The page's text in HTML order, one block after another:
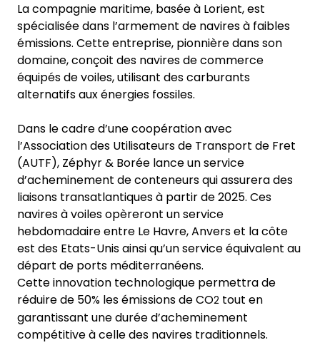
La compagnie maritime, basée à Lorient, est
spécialisée dans l’armement de navires à faibles
émissions. Cette entreprise, pionnière dans son
domaine, conçoit des navires de commerce
équipés de voiles, utilisant des carburants
alternatifs aux énergies fossiles.
Dans le cadre d’une coopération avec
l’Association des Utilisateurs de Transport de Fret
(AUTF), Zéphyr & Borée lance un service
d’acheminement de conteneurs qui assurera des
liaisons transatlantiques à partir de 2025. Ces
navires à voiles opèreront un service
hebdomadaire entre Le Havre, Anvers et la côte
est des Etats-Unis ainsi qu’un service équivalent au
départ de ports méditerranéens.
Cette innovation technologique permettra de
réduire de 50% les émissions de CO2 tout en
garantissant une durée d’acheminement
compétitive à celle des navires traditionnels.